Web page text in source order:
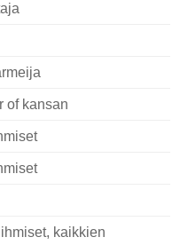
of kansan
kaikkien